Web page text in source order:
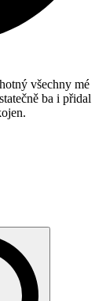
všechny mé
ba i přidal